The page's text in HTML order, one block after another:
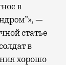
в
—
статье
в
хорошо